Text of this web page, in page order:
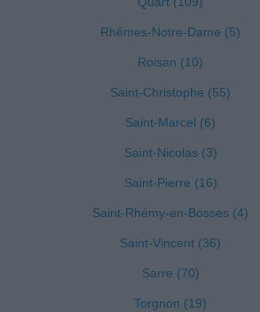
Rhêmes-Notre-Dame (5)
Roisan (10)
Saint-Christophe (55)
Saint-Marcel (6)
Saint-Nicolas (3)
Saint-Pierre (16)
Saint-Rhémy-en-Bosses (4)
Saint-Vincent (36)
Sarre (70)
Torgnon (19)